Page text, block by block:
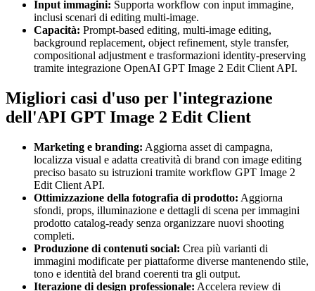
Input immagini: Supporta workflow con input immagine,
inclusi scenari di editing multi-image.
Capacità: Prompt-based editing, multi-image editing,
background replacement, object refinement, style transfer,
compositional adjustment e trasformazioni identity-preserving
tramite integrazione OpenAI GPT Image 2 Edit Client API.
Migliori casi d'uso per l'integrazione
dell'API GPT Image 2 Edit Client
Marketing e branding: Aggiorna asset di campagna,
localizza visual e adatta creatività di brand con image editing
preciso basato su istruzioni tramite workflow GPT Image 2
Edit Client API.
Ottimizzazione della fotografia di prodotto: Aggiorna
sfondi, props, illuminazione e dettagli di scena per immagini
prodotto catalog-ready senza organizzare nuovi shooting
completi.
Produzione di contenuti social: Crea più varianti di
immagini modificate per piattaforme diverse mantenendo stile,
tono e identità del brand coerenti tra gli output.
Iterazione di design professionale: Accelera review di